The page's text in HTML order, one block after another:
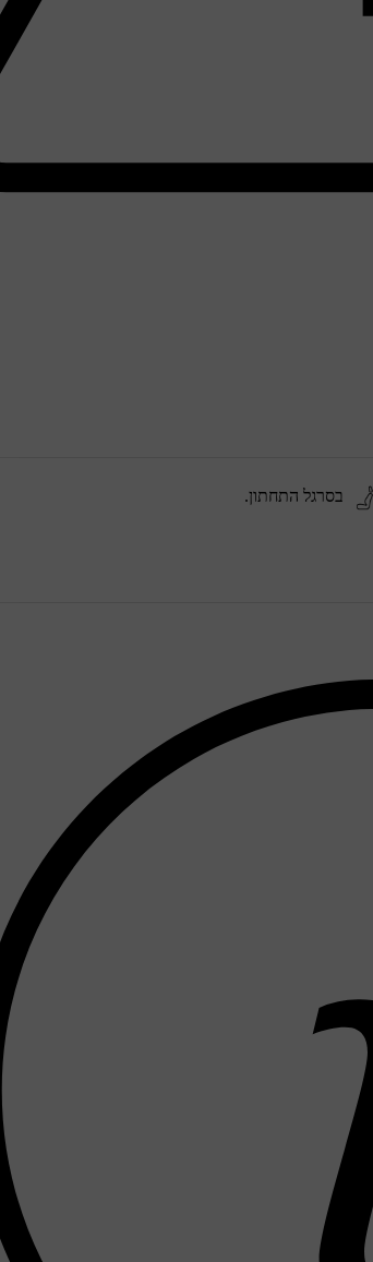
בסרגל התחתון.